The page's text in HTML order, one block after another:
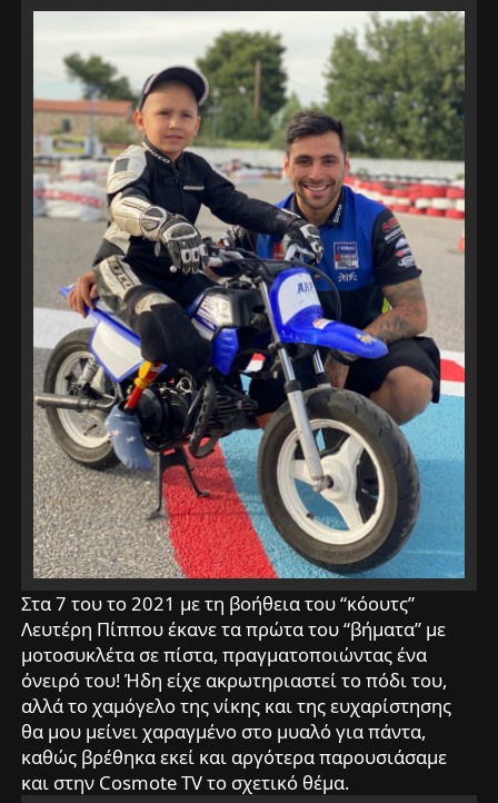
Στα 7 του το 2021 με τη βοήθεια του “κόουτς”
Λευτέρη Πίππου έκανε τα πρώτα του “βήματα” με
μοτοσυκλέτα σε πίστα, πραγματοποιώντας ένα
όνειρό του! Ήδη είχε ακρωτηριαστεί το πόδι του,
αλλά το χαμόγελο της νίκης και της ευχαρίστησης
θα μου μείνει χαραγμένο στο μυαλό για πάντα,
καθώς βρέθηκα εκεί και αργότερα παρουσιάσαμε
και στην Cosmote TV το σχετικό θέμα.